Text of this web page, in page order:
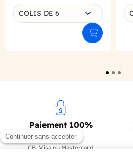
Choisissez une déclinaison
COLIS DE 6
Ajouter au
Paiement 100%
sécurisé
CB, Visa ou Mastercard